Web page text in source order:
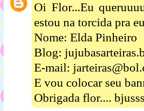
Oi Flor...Eu
estou na torcida pra
Nome: Elda Pinheiro
Blog:
E-mail:
E vou colocar seu
Obrigada flor....